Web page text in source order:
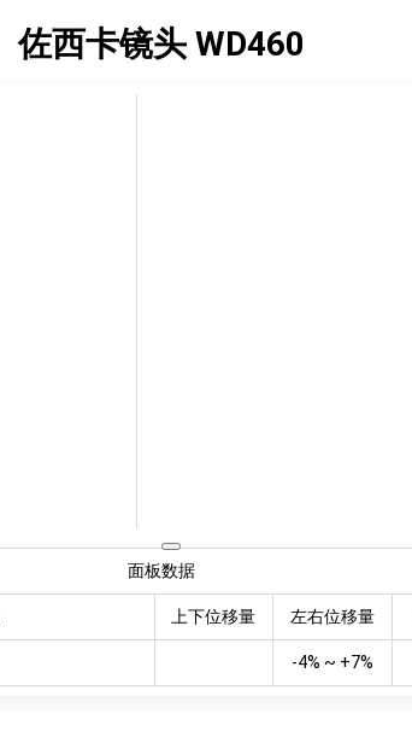
佐西卡镜头 WD460
面板数据
上下位移量 左右位移量
-4% ~ +7%